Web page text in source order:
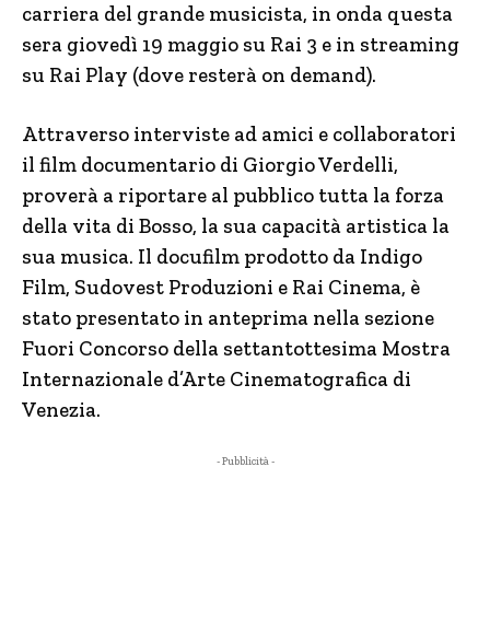
carriera del grande musicista, in onda questa
sera giovedì 19 maggio su Rai 3 e in streaming
su Rai Play (dove resterà on demand).
Attraverso interviste ad amici e collaboratori
il film documentario di Giorgio Verdelli,
proverà a riportare al pubblico tutta la forza
della vita di Bosso, la sua capacità artistica la
sua musica. Il docufilm prodotto da Indigo
Film, Sudovest Produzioni e Rai Cinema, è
stato presentato in anteprima nella sezione
Fuori Concorso della settantottesima Mostra
Internazionale d’Arte Cinematografica di
Venezia.
- Pubblicità -